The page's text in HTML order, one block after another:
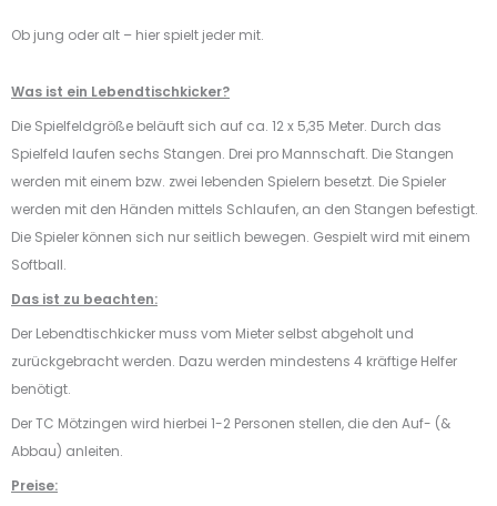
Ob jung oder alt – hier spielt jeder mit.
Was ist ein Lebendtischkicker?
Die Spielfeldgröße beläuft sich auf ca. 12 x 5,35 Meter. Durch das
Spielfeld laufen sechs Stangen. Drei pro Mannschaft. Die Stangen
werden mit einem bzw. zwei lebenden Spielern besetzt. Die Spieler
werden mit den Händen mittels Schlaufen, an den Stangen befestigt.
Die Spieler können sich nur seitlich bewegen. Gespielt wird mit einem
Softball.
Das ist zu beachten:
Der Lebendtischkicker muss vom Mieter selbst abgeholt und
zurückgebracht werden. Dazu werden mindestens 4 kräftige Helfer
benötigt.
Der TC Mötzingen wird hierbei 1-2 Personen stellen, die den Auf- (&
Abbau) anleiten.
Preise: